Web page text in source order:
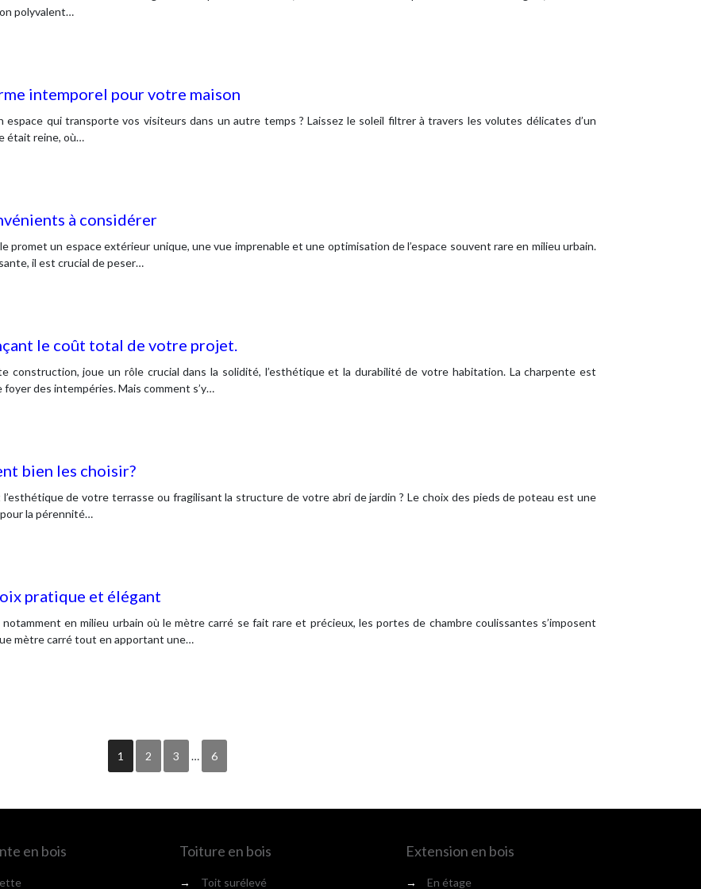
polyvalent…
intemporel pour votre maison
espace qui transporte vos visiteurs dans un autre temps ? Laissez le soleil filtrer à travers les volutes délicates d’un
était reine, où…
à considérer
promet un espace extérieur unique, une vue imprenable et une optimisation de l’espace souvent rare en milieu urbain.
il est crucial de peser…
le coût total de votre projet.
construction, joue un rôle crucial dans la solidité, l’esthétique et la durabilité de votre habitation. La charpente est
des intempéries. Mais comment s’y…
bien les choisir?
de votre terrasse ou fragilisant la structure de votre abri de jardin ? Le choix des pieds de poteau est une
la pérennité…
pratique et élégant
en milieu urbain où le mètre carré se fait rare et précieux, les portes de chambre coulissantes s’imposent
mètre carré tout en apportant une…
1 2 3 … 6
en bois Toiture en bois
→ Toit surélevé
Extension en bois
→ En étage